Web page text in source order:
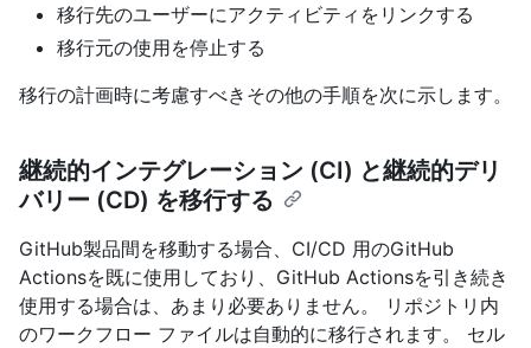
移行先のユーザーにアクティビティをリンクする
移行元の使用を停止する
移行の計画時に考慮すべきその他の手順を次に示します。
継続的インテグレーション (CI) と継続的デリ
バリー (CD) を移行する
GitHub製品間を移動する場合、CI/CD 用のGitHub
Actionsを既に使用しており、GitHub Actionsを引き続き
使用する場合は、あまり必要ありません。 リポジトリ内
のワークフロー ファイルは自動的に移行されます。 セル